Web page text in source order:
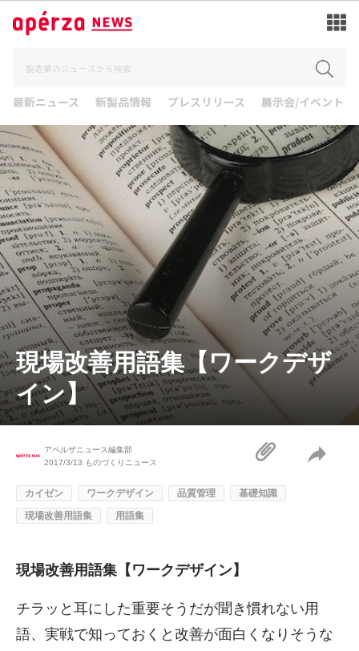
最新ニュース 新製品情報 プレスリリース 展示会/イベント
現場改善用語集【ワークデザ
イン】
アペルザニュース編集部
2017/3/13 ものづくりニュース
カイゼン ワークデザイン 品質管理
基礎知識
現場改善用語集
用語集
現場改善用語集【ワークデザイン】
チラッと耳にした重要そうだが聞き慣れない用
語、実戦で知っておくと改善が面白くなりそうな